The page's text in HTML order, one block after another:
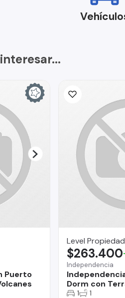
Puerto
Level
Independencia
Dorm con
$263.400
1 1